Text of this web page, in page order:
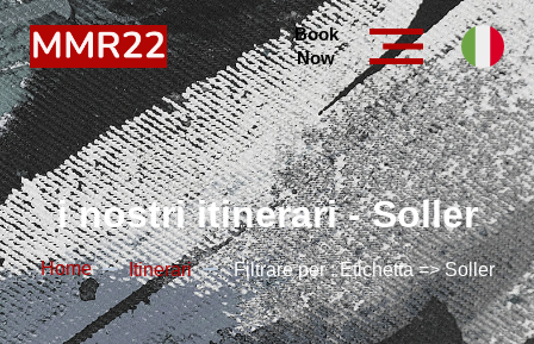
Book
Now
i nostri itinerari - Soller
Home Itinerari Filtrare per : Etichetta => Soller